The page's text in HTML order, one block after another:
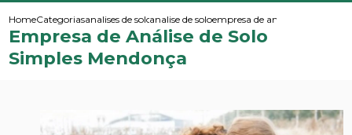
HomeCategoriasanalises de solos e sedimentos
analise de soloempresa de analise de solo
Empresa de Análise de Solo
Simples Mendonça